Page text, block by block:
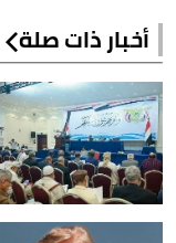
أخبار ذات صلة